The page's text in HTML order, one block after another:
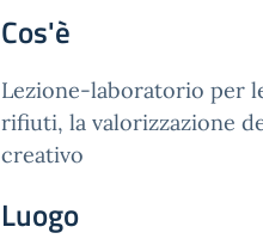
Cos'è
Lezione-laboratorio per
rifiuti, la valorizzazione
creativo
Luogo